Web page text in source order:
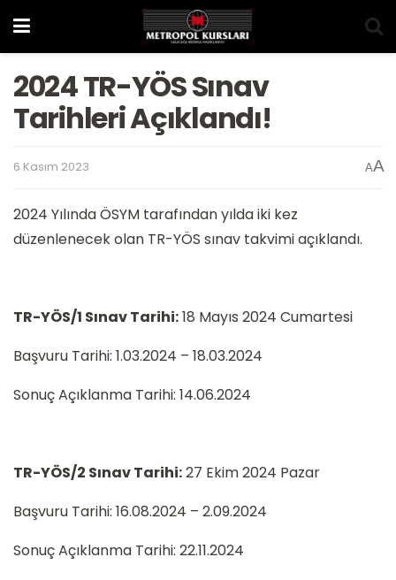
2024 TR-YÖS Sınav
Tarihleri Açıklandı!
6 Kasım 2023 AA
2024 Yılında ÖSYM tarafından yılda iki kez
düzenlenecek olan TR-YÖS sınav takvimi açıklandı.
TR-YÖS/1 Sınav Tarihi:18 Mayıs 2024 Cumartesi
Başvuru Tarihi: 1.03.2024 – 18.03.2024
Sonuç Açıklanma Tarihi: 14.06.2024
TR-YÖS/2 Sınav Tarihi:27 Ekim 2024 Pazar
Başvuru Tarihi: 16.08.2024 – 2.09.2024
Sonuç Açıklanma Tarihi: 22.11.2024